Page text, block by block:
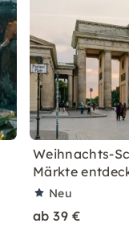
Weihnachts-
Märkte
Neu
ab 39 €